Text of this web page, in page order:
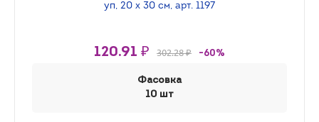
уп, 20 х 30 см, арт. 1197
120.91 ₽ 302.28 ₽ -60%
Фасовка
10 шт